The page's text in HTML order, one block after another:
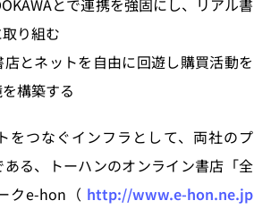
り組む
店とネットを自由に回遊し購買活動を
構築する
をつなぐインフラとして、両社のプ
る、トーハンのオンライン書店「全
クe-hon（ http://www.e-hon.ne.jp